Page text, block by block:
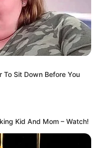
To Sit Down Before You
Kid And Mom – Watch!